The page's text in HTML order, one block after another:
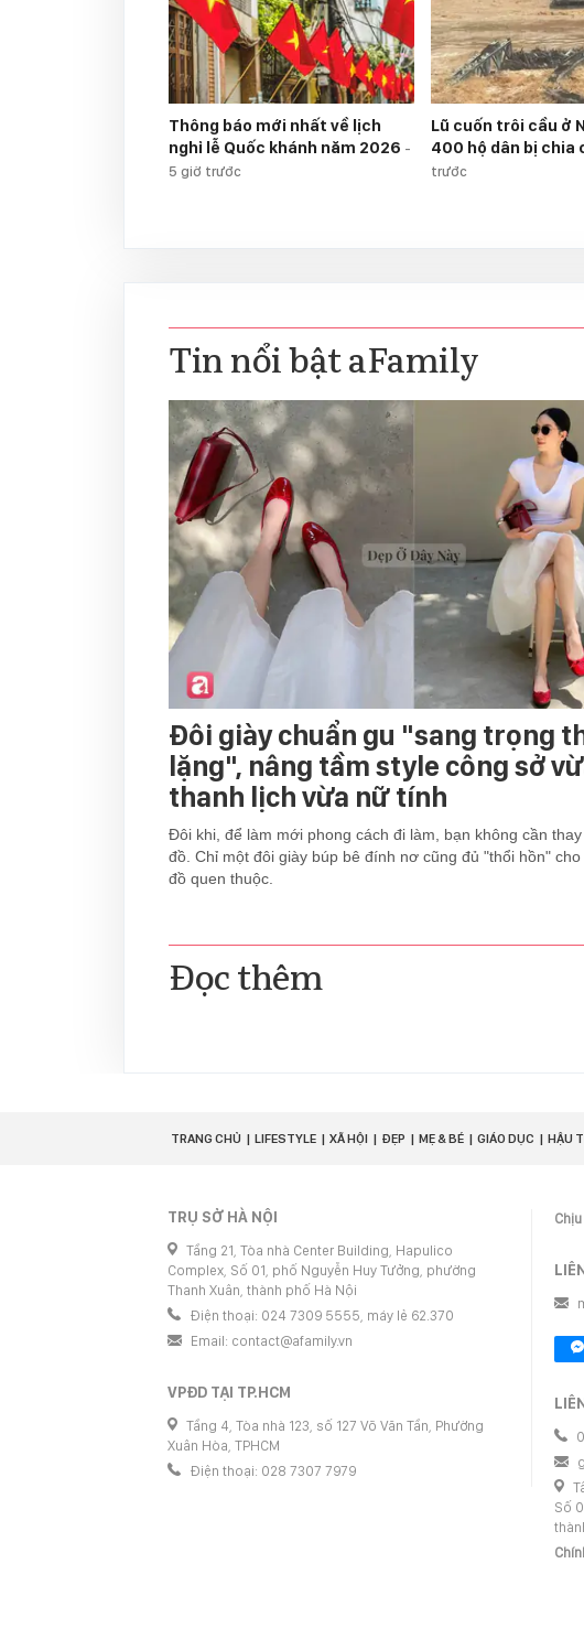
Thông báo mới nhất về lịch
nghỉ lễ Quốc khánh năm 2026 -
5 giờ trước
Lũ cuốn trôi cầu ở
400 hộ dân bị chia
trước
Tin nổi bật aFamily
Đôi giày chuẩn gu "sang trọng
lặng", nâng tầm style công sở
thanh lịch vừa nữ tính
Đôi khi, để làm mới phong cách đi làm, bạn không cần
đồ. Chỉ một đôi giày búp bê đính nơ cũng đủ "thổi hồn"
đồ quen thuộc.
Đọc thêm
TRANG CHỦ LIFESTYLE XÃ HỘI ĐẸP MẸ & BÉ GIÁO DỤC HẬU
TRỤ SỞ HÀ NỘI
Tầng 21, Tòa nhà Center Building, Hapulico
Complex, Số 01, phố Nguyễn Huy Tưởng, phường
Thanh Xuân, thành phố Hà Nội
Điện thoại: 024 7309 5555, máy lẻ 62.370
Email: contact@afamily.vn
VPĐD TẠI TP.HCM
Tầng 4, Tòa nhà 123, số 127 Võ Văn Tần, Phường
Xuân Hòa, TPHCM
Điện thoại: 028 7307 7979
Số